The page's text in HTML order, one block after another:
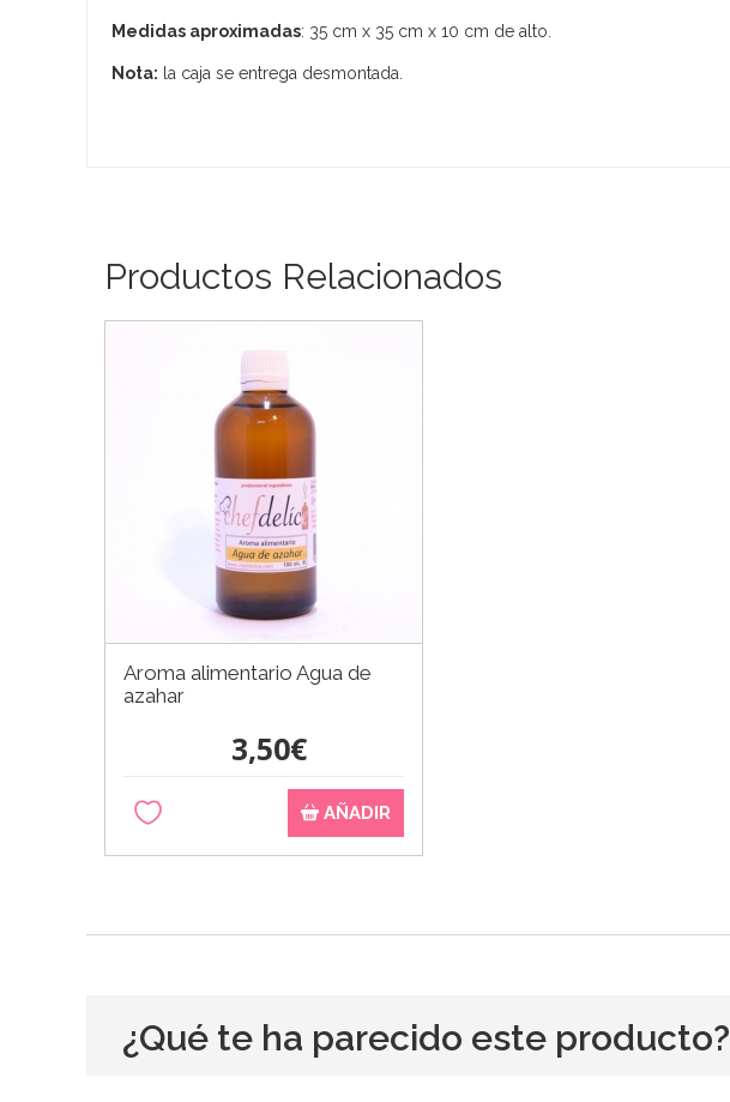
Medidas aproximadas: 35 cm x 35 cm x 10 cm de alto.
Nota: la caja se entrega desmontada.
Productos Relacionados
Aroma alimentario Agua de
azahar
3,50€
AÑADIR
¿Qué te ha parecido este producto?